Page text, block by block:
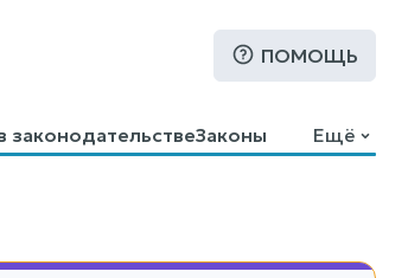
ПОМОЩЬ
законодательствеЗаконы
Ещё